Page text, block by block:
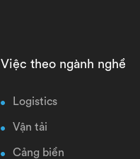
Việc theo ngành nghề
Logistics
Vận tải
Cảng biển